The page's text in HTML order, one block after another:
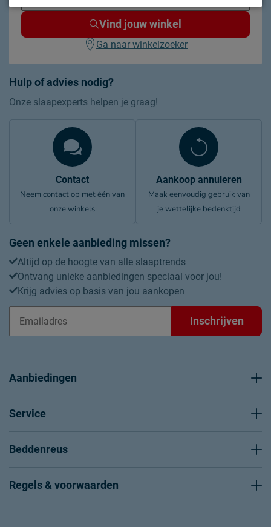
Hulp of advies nodig?
Onze slaapexperts helpen je graag!
Contact
Neem contact op met één van
onze winkels
Aankoop annuleren
Maak eenvoudig gebruik van
je wettelijke bedenktijd
Geen enkele aanbieding missen?
Altijd op de hoogte van alle slaaptrends
Ontvang unieke aanbiedingen speciaal voor jou!
Krijg advies op basis van jou aankopen
Inschrijven
Vind jouw winkel
Ga naar winkelzoeker
Aanbiedingen
Service
Beddenreus
Regels & voorwaarden